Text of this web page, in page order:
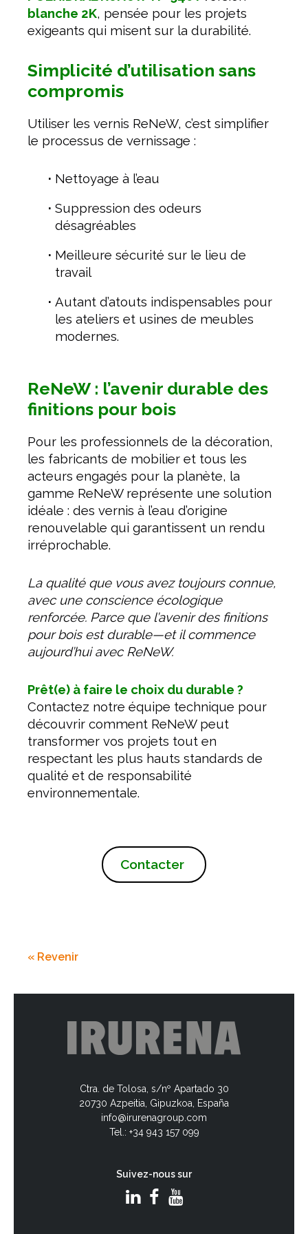
blanche 2K, pensée pour les projets
exigeants qui misent sur la durabilité.
Simplicité d’utilisation sans
compromis
Utiliser les vernis ReNeW, c’est simplifier
le processus de vernissage :
Nettoyage à l’eau
Suppression des odeurs
désagréables
Meilleure sécurité sur le lieu de
travail
Autant d’atouts indispensables pour
les ateliers et usines de meubles
modernes.
ReNeW : l’avenir durable des
finitions pour bois
Pour les professionnels de la décoration,
les fabricants de mobilier et tous les
acteurs engagés pour la planète, la
gamme ReNeW représente une solution
idéale : des vernis à l’eau d’origine
renouvelable qui garantissent un rendu
irréprochable.
La qualité que vous avez toujours connue,
avec une conscience écologique
renforcée. Parce que l’avenir des finitions
pour bois est durable—et il commence
aujourd’hui avec ReNeW.
Prêt(e) à faire le choix du durable ?
Contactez notre équipe technique pour
découvrir comment ReNeW peut
transformer vos projets tout en
respectant les plus hauts standards de
qualité et de responsabilité
environnementale.
Contacter
« Revenir
Ctra. de Tolosa, s/nº Apartado 30
20730 Azpeitia, Gipuzkoa, España
info@irurenagroup.com
Tel.: +34 943 157 099
Suivez-nous sur